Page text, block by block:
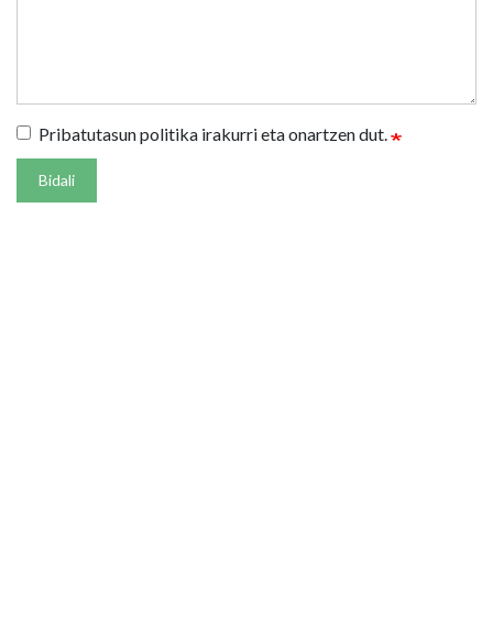
Pribatutasun politika irakurri eta onartzen dut.
Bidali